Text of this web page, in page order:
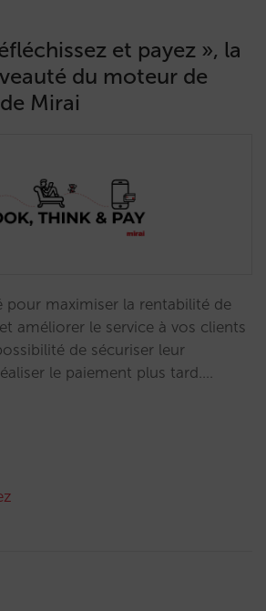
et payez », la
du moteur de
Mirai
pour maximiser la rentabilité de
améliorer le service à vos clients
de sécuriser leur
le paiement plus tard.…